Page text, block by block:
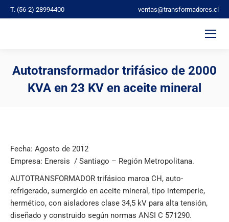
T. (56-2) 28994400 ventas@transformadores.cl
Autotransformador trifásico de 2000
KVA en 23 KV en aceite mineral
Fecha: Agosto de 2012
Empresa: Enersis / Santiago – Región Metropolitana.
AUTOTRANSFORMADOR trifásico marca CH, auto-
refrigerado, sumergido en aceite mineral, tipo intemperie,
hermético, con aisladores clase 34,5 kV para alta tensión,
diseñado y construido según normas ANSI C 571290.